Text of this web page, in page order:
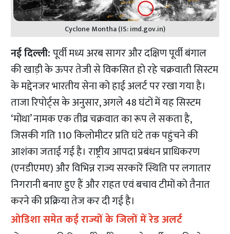
Cyclone Montha (IS: imd.gov.in)
नई दिल्ली:पूर्वी मध्य अरब सागर और दक्षिण पूर्वी बंगाल
की खाड़ी के ऊपर तेजी से विकसित हो रहे चक्रवाती सिस्टम
के मद्देनजर भारतीय सेना को हाई अलर्ट पर रखा गया है।
ताजा रिपोर्ट्स के अनुसार, अगले 48 घंटों में यह सिस्टम
‘मोंथा’ नामक एक तीव्र चक्रवात का रूप ले सकता है,
जिसकी गति 110 किलोमीटर प्रति घंटे तक पहुंचने की
आशंका जताई गई है। राष्ट्रीय आपदा प्रबंधन प्राधिकरण
(एनडीएमए) और विभिन्न राज्य सरकारें स्थिति पर लगातार
निगरानी बनाए हुए हैं और राहत एवं बचाव टीमों को तैनात
करने की प्रक्रिया तेज कर दी गई है।​​
ओडिशा समेत कई राज्यों के जिलों में रेड अलर्ट